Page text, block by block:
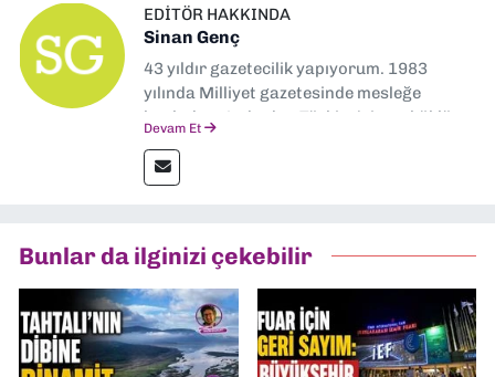
EDITÖR HAKKINDA
Sinan Genç
43 yıldır gazetecilik yapıyorum. 1983
yılında Milliyet gazetesinde mesleğe
başladım. Ardından Türkiye’nin en köklü
muhabir, editör, müdür yardımcısı ve spor
müdürü olarak görev yaptım. Ayrıca Yeni
Gazetesi'nde editörlük yapıyorum
Devam Et
Bunlar da ilginizi çekebilir